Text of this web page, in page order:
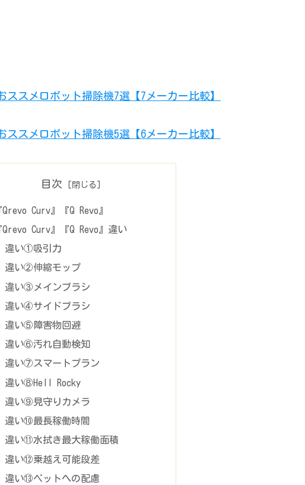
ススメロボット掃除機7選【7メーカー比較】
ススメロボット掃除機5選【6メーカー比較】
目次
Qrevo Curv』『Q Revo』
Qrevo Curv』『Q Revo』違い
違い①吸引力
違い②伸縮モップ
違い③メインブラシ
違い④サイドブラシ
違い⑤障害物回避
違い⑥汚れ自動検知
違い⑦スマートプラン
違い⑧Hell Rocky
違い⑨見守りカメラ
違い⑩最長稼働時間
違い⑪水拭き最大稼働面積
違い⑫乗越え可能段差
違い⑬ペットへの配慮